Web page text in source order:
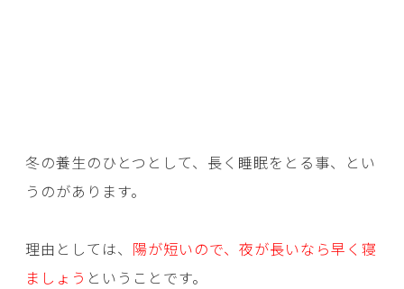
冬の養生のひとつとして、長く睡眠をとる事、とい
うのがあります。
理由としては、 陽が短いので、夜が長いなら早く寝
ましょう ということです。